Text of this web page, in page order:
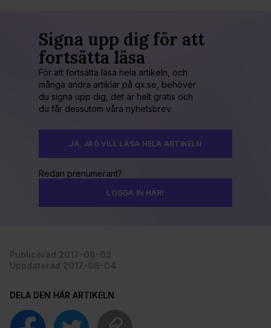
Signa upp dig för att
fortsätta läsa
För att fortsätta läsa hela artikeln, och
många andra artiklar på qx.se, behöver
du signa upp dig, det är helt gratis och
du får dessutom våra nyhetsbrev.
JA, JAG VILL LÄSA HELA ARTIKELN
Redan prenumerant?
LOGGA IN HÄR!
Publicerad 2017-08-03
Uppdaterad 2017-08-04
DELA DEN HÄR ARTIKELN